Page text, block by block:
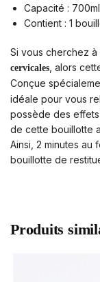
Capacité : 700ml
Contient : 1
Si vous cherchez
cervicales , alors
Conçue
idéale pour vous
possède des
de cette bouillotte
Ainsi, 2 minutes au
bouillotte de
Produits